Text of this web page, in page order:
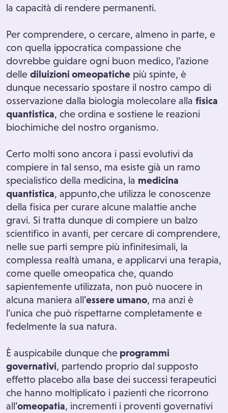
la capacità di rendere permanenti.
Per comprendere, o cercare, almeno in parte, e
con quella ippocratica compassione che
dovrebbe guidare ogni buon medico, l’azione
delle diluizioni omeopatiche più spinte, è
dunque necessario spostare il nostro campo di
osservazione dalla biologia molecolare alla fisica
quantistica, che ordina e sostiene le reazioni
biochimiche del nostro organismo.
Certo molti sono ancora i passi evolutivi da
compiere in tal senso, ma esiste già un ramo
specialistico della medicina, la medicina
quantistica, appunto,che utilizza le conoscenze
della fisica per curare alcune malattie anche
gravi. Si tratta dunque di compiere un balzo
scientifico in avanti, per cercare di comprendere,
nelle sue parti sempre più infinitesimali, la
complessa realtà umana, e applicarvi una terapia,
come quelle omeopatica che, quando
sapientemente utilizzata, non può nuocere in
alcuna maniera all’essere umano, ma anzi è
l’unica che può rispettarne completamente e
fedelmente la sua natura.
È auspicabile dunque che programmi
governativi, partendo proprio dal supposto
effetto placebo alla base dei successi terapeutici
che hanno moltiplicato i pazienti che ricorrono
all’omeopatia, incrementi i proventi governativi